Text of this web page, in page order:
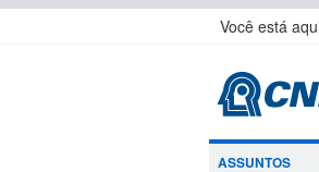
Você está
ASSUNTOS